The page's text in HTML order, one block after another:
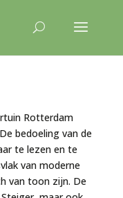
Rotterdam
bedoeling van de
te lezen en te
van moderne
van toon zijn. De